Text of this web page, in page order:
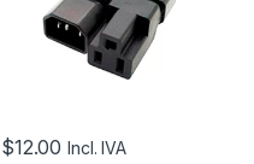
$12.00 Incl. IVA